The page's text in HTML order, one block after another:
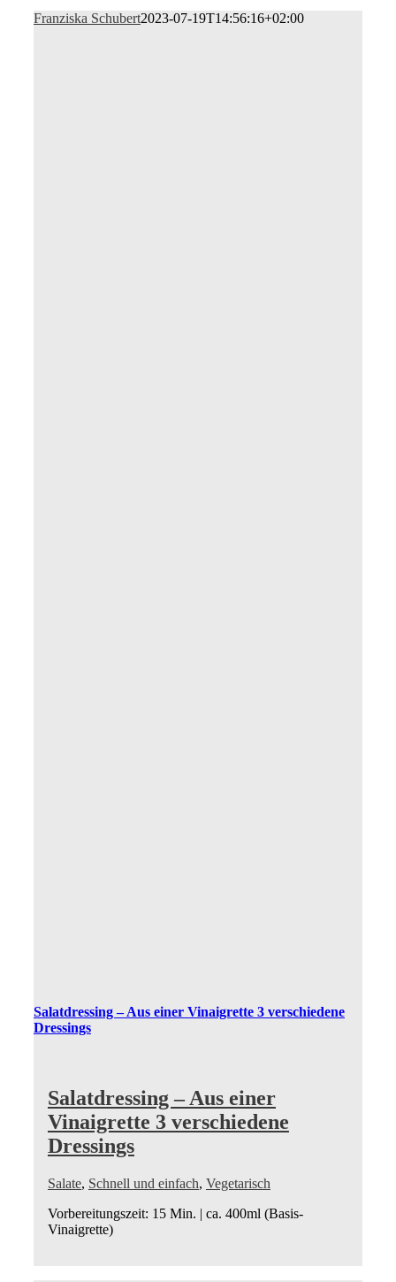
Franziska Schubert2023-07-19T14:56:16+02:00
Salatdressing – Aus einer Vinaigrette 3 verschiedene
Dressings
Salatdressing – Aus einer
Vinaigrette 3 verschiedene
Dressings
Salate, Schnell und einfach, Vegetarisch
Vorbereitungszeit: 15 Min. | ca. 400ml (Basis-
Vinaigrette)